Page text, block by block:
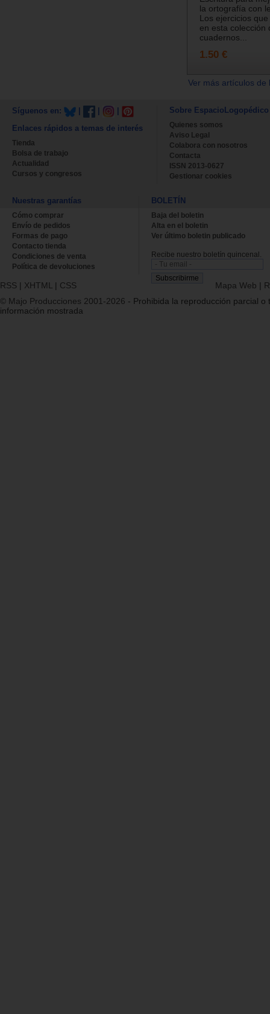
la ortografía con
Los ejercicios
en esta colección
cuadernos...
1.50 €
Ver más artículos
Síguenos en:
Enlaces rápidos a temas de interés
Tienda
Bolsa de trabajo
Actualidad
Cursos y congresos
Sobre EspacioLogopédico
Quienes somos
Aviso Legal
Colabora con nosotros
Contacta
ISSN 2013-0627
Gestionar cookies
Nuestras garantías
Cómo comprar
Envío de pedidos
Formas de pago
Contacto tienda
Condiciones de venta
Política de devoluciones
BOLETÍN
Baja del boletin
Alta en el boletin
Ver último boletin publicado
Recibe nuestro boletín quincenal.
RSS | XHTML | CSS Mapa Web |
© Majo Producciones 2001-2026 - Prohibida la reproducción parcial o
información mostrada